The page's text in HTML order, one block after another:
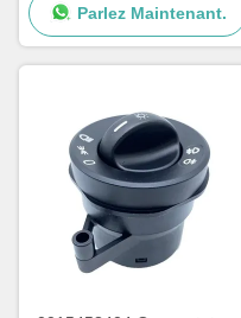
A9605450813
Parlez Maintenant.